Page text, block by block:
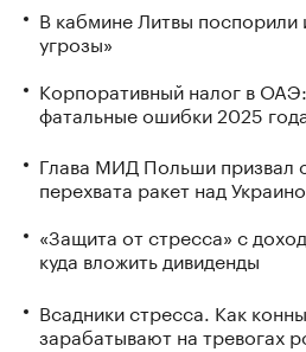
В кабмине Литвы поспорили
угрозы»
Корпоративный налог в
фатальные ошибки 2025
Глава МИД Польши призвал
перехвата ракет над
«Защита от стресса» с
куда вложить дивиденды
Всадники стресса. Как
зарабатывают на тревогах